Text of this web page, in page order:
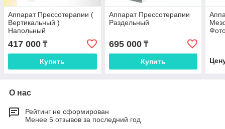
Аппарат Прессотерапии (
Вертикальный )
Напольный
417 000 ₸
Купить
Аппарат Прессотерапии
Раздельный
695 000₸
Купить
О нас
Рейтинг не сформирован
Менее 5 отзывов за последний год